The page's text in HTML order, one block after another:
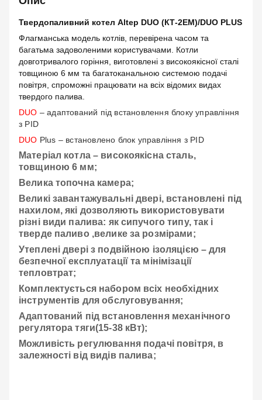
Твердопаливний котел Altep DUO (КТ-2ЕM)/DUO PLUS
Флагманська модель котлів, перевірена часом та
багатьма задоволеними користувачами. Котли
довготривалого горіння, виготовлені з високоякісної сталі
товщиною 6 мм та багатоканальною системою подачі
повітря, спроможні працювати на всіх відомих видах
твердого палива.
DUO – адаптований під встановлення блоку управління
з PID
DUO Plus – встановлено блок управління з PID
Матеріал котла – високоякісна сталь,
товщиною 6 мм;
Велика топочна камера;
Великі завантажувальні двері, встановлені під
нахилом, які дозволяють використовувати
різні види палива: як сипучого типу, так і
тверде паливо ,велике за розмірами;
Утеплені двері з подвійною ізоляцією – для
безпечної експлуатації та мінімізації
тепловтрат;
Комплектується набором всіх необхідних
інструментів для обслуговування;
Адаптований під встановлення механічного
регулятора тяги(15-38 кВт);
Можливість регулювання подачі повітря, в
залежності від видів палива;